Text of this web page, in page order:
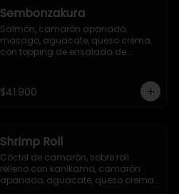
Sembonzakura
Salmón, camarón apanado,
masago, aguacate, queso crema,
con topping de ensalada de
$41.900
Shrimp Roll
Cóctel de camarón, sobre roll
relleno con kanikama, camarón
apanado, aguacate, queso crema,